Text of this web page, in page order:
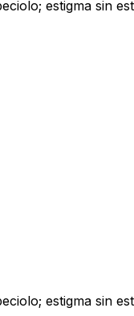
estigma sin
estigma sin